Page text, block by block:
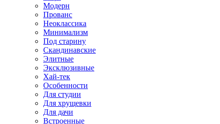
Модерн
Прованс
Неоклассика
Минимализм
Под старину
Скандинавские
Элитные
Эксклюзивные
Хай-тек
Особенности
Для студии
Для хрущевки
Для дачи
Встроенные